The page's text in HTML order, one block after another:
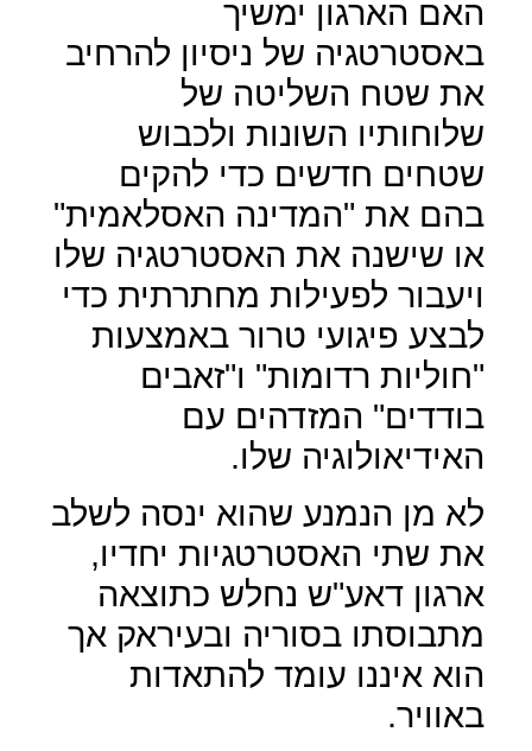
האם הארגון ימשיך
באסטרטגיה של ניסיון להרחיב
את שטח השליטה של
שלוחותיו השונות ולכבוש
שטחים חדשים כדי להקים
בהם את "המדינה האסלאמית"
או שישנה את האסטרטגיה שלו
ויעבור לפעילות מחתרתית כדי
לבצע פיגועי טרור באמצעות
"חוליות רדומות" ו"זאבים
בודדים" המזדהים עם
האידיאולוגיה שלו.
לא מן הנמנע שהוא ינסה לשלב
את שתי האסטרטגיות יחדיו,
ארגון דאע"ש נחלש כתוצאה
מתבוסתו בסוריה ובעיראק אך
הוא איננו עומד להתאדות
באוויר.